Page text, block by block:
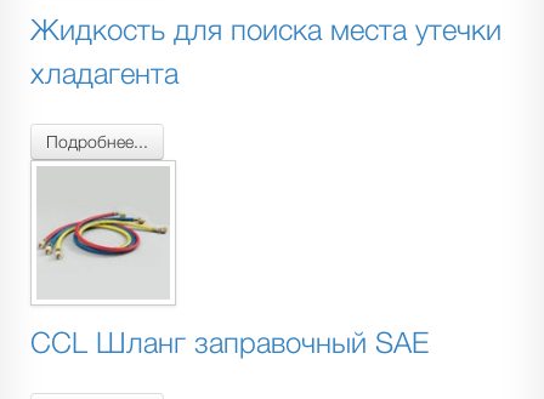
Жидкость для поиска места утечки
хладагента
Подробнее...
CCL Шланг заправочный SAE